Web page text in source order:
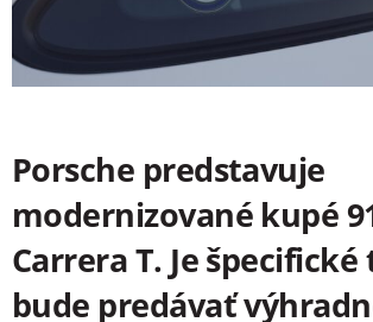
Porsche predstavuje
modernizované kupé
Carrera T. Je špecifické
bude predávať